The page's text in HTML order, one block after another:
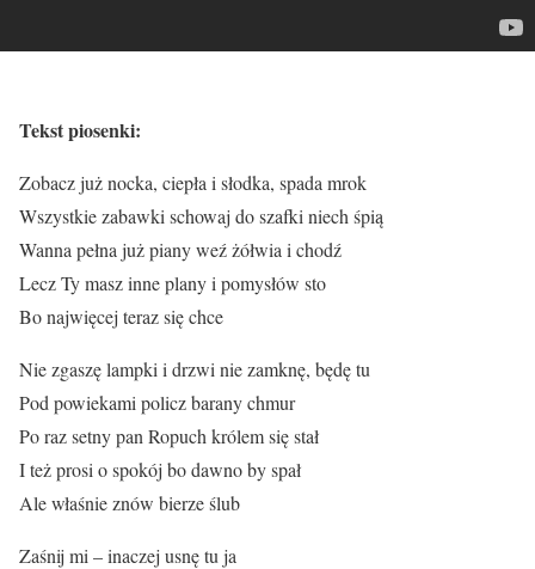
Tekst piosenki:
Zobacz już nocka, ciepła i słodka, spada mrok
Wszystkie zabawki schowaj do szafki niech śpią
Wanna pełna już piany weź żółwia i chodź
Lecz Ty masz inne plany i pomysłów sto
Bo najwięcej teraz się chce
Nie zgaszę lampki i drzwi nie zamknę, będę tu
Pod powiekami policz barany chmur
Po raz setny pan Ropuch królem się stał
I też prosi o spokój bo dawno by spał
Ale właśnie znów bierze ślub
Zaśnij mi – inaczej usnę tu ja